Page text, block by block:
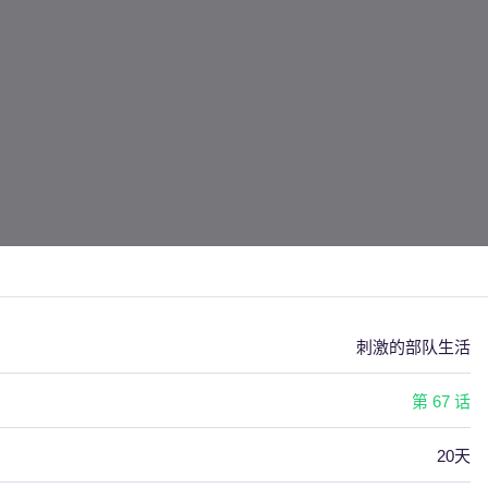
刺激的部队生活
第 67 话
20天